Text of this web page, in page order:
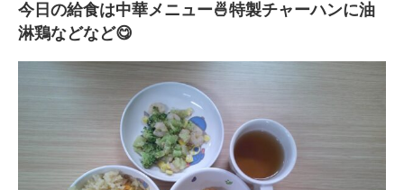
今日の給食は中華メニュー🍜特製チャーハンに油
淋鶏などなど😋